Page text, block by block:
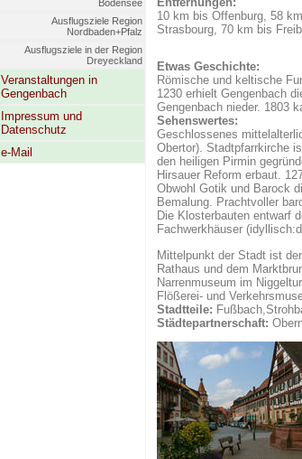
Bodensee
Ausflugsziele Region
Nordbaden+Pfalz
Ausflugsziele in der Region
Dreyeckland
Veranstaltungen in
Gengenbach
Impressum und
Datenschutz
e-Mail
10 km bis Offenburg, 58
Strasbourg, 70 km bis
Etwas Geschichte:
Römische und keltische
1230 erhielt Gengenbach
Gengenbach nieder. 1803
Sehenswertes:
Geschlossenes
Obertor). Stadtpfarrkirche
den heiligen Pirmin
Hirsauer Reform erbaut.
Obwohl Gotik und Barock
Bemalung. Prachtvoller
Die Klosterbauten entwarf
Fachwerkhäuser
Mittelpunkt der Stadt ist
Rathaus und dem
Narrenmuseum im
Flößerei- und
Stadtteile:
Städtepartnerschaft: